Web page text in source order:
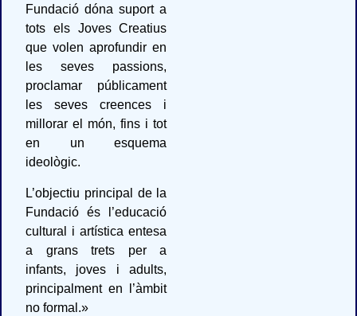
Fundació dóna suport a
tots els Joves Creatius
que volen aprofundir en
les seves passions,
proclamar públicament
les seves creences i
millorar el món, fins i tot
en un esquema
ideològic.
L’objectiu principal de la
Fundació és l’educació
cultural i artística entesa
a grans trets per a
infants, joves i adults,
principalment en l’àmbit
no formal.»